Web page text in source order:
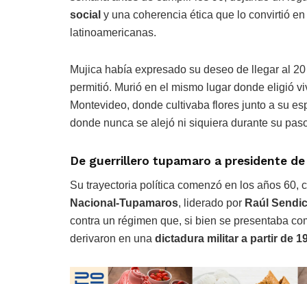
social y una coherencia ética que lo convirtió
latinoamericanas.
Mujica había expresado su deseo de llegar al
permitió. Murió en el mismo lugar donde eligió
Montevideo, donde cultivaba flores junto a su
donde nunca se alejó ni siquiera durante su
De guerrillero tupamaro a presidente
Su trayectoria política comenzó en los años 60,
Nacional-Tupamaros, liderado por Raúl Sendic
contra un régimen que, si bien se presentaba
derivaron en una dictadura militar a partir de